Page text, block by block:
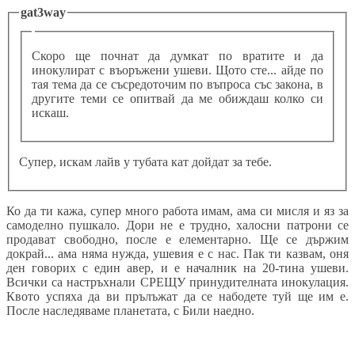
gat3way
Скоро ще почнат да думкат по вратите и да
инокулират с въоръжени ушеви. Щото сте... айде по
тая тема да се съсредоточим по въпроса със закона, в
другите теми се опитвай да ме обиждаш колко си
искаш.
Супер, искам лайв у тубата кат дойдат за тебе.
Ко да ти кажа, супер много работа имам, ама си мисля и яз за
самоделно пушкало. Дори не е трудно, халосни патрони се
продават свободно, после е елементарно. Ще се държим
докрай... ама няма нужда, ушевия е с нас. Пак ти казвам, оня
ден говорих с един авер, и е началник на 20-тина ушеви.
Всички са настръхнали СРЕЩУ принудителната инокулация.
Квото успяха да ви прълъжат да се набодете туй ще им е.
После наследяваме планетата, с Били наедно.